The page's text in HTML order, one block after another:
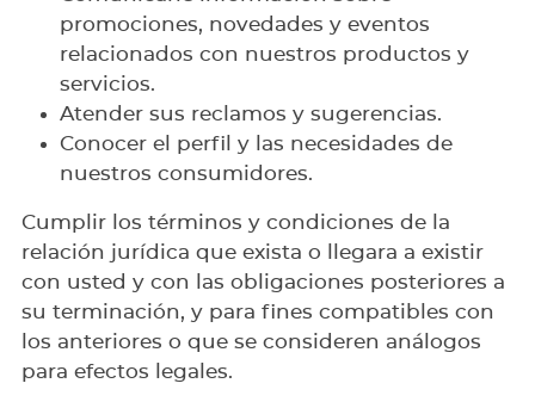
promociones, novedades y eventos
relacionados con nuestros productos y
servicios.
Atender sus reclamos y sugerencias.
Conocer el perfil y las necesidades de
nuestros consumidores.
Cumplir los términos y condiciones de la
relación jurídica que exista o llegara a existir
con usted y con las obligaciones posteriores a
su terminación, y para fines compatibles con
los anteriores o que se consideren análogos
para efectos legales.